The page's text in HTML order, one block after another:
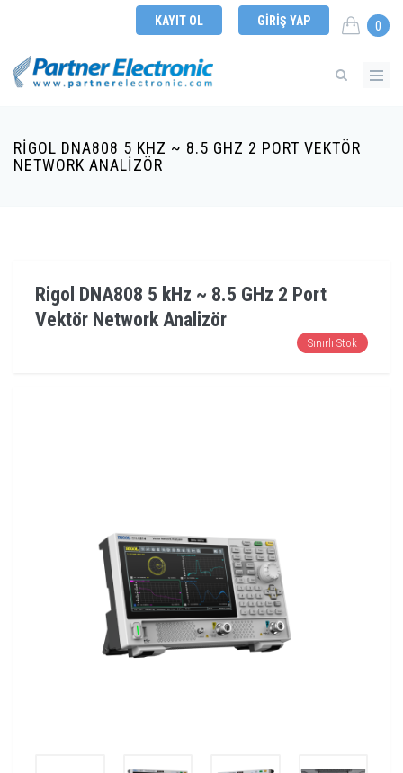
KAYIT OL GIRIŞ YAP 0
RIGOL DNA808 5 KHZ ~ 8.5 GHZ 2 PORT VEKTÖR
NETWORK ANALIZÖR
Rigol DNA808 5 kHz ~ 8.5 GHz 2 Port
Vektör Network Analizör
Sınırlı Stok